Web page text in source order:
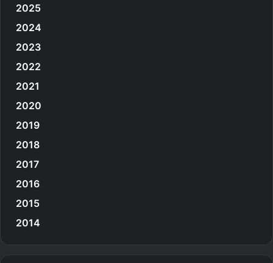
2025
2024
2023
2022
2021
2020
2019
2018
2017
2016
2015
2014